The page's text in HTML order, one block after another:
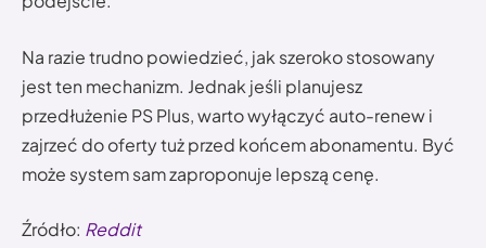
Na razie trudno powiedzieć, jak szeroko stosowany
jest ten mechanizm. Jednak jeśli planujesz
przedłużenie PS Plus, warto wyłączyć auto-renew i
zajrzeć do oferty tuż przed końcem abonamentu. Być
może system sam zaproponuje lepszą cenę.
Źródło: Reddit